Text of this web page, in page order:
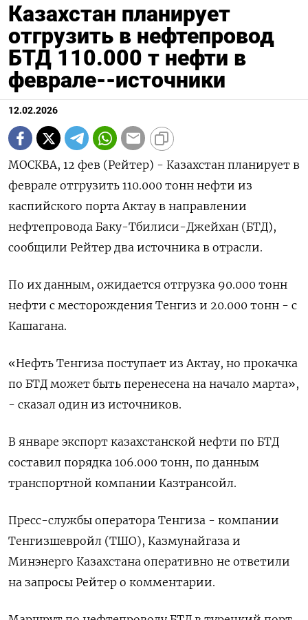
Казахстан планирует
отгрузить в нефтепровод
БТД 110.000 т нефти в
феврале--источники
12.02.2026
МОСКВА, 12 фев (Рейтер) - Казахстан планирует в
феврале отгрузить 110.000 тонн нефти из
каспийского порта Актау в направлении
нефтепровода ‌Баку-Тбилиси-Джейхан (БТД),
сообщили Рейтер два источника в отрасли.
По их данным, ожидается отгрузка 90.000 тонн
нефти ​с месторождения Тенгиз и ​20.000 ​тонн - с
⁠Кашагана.
«Нефть Тенгиза поступает из ‌Актау, но прокачка
по БТД ‌может быть перенесена на начало марта»,
- сказал один из источников.
В ​январе экспорт казахстанской нефти по БТД
‌составил порядка 106.000 тонн, по данным
транспортной компании ​Казтрансойл.
Пресс-службы оператора Тенгиза - компании
Тенгизшевройл (ТШО), ‌Казмунайгаза и
Минэнерго Казахстана оперативно не ответили
на запросы Рейтер о комментарии.